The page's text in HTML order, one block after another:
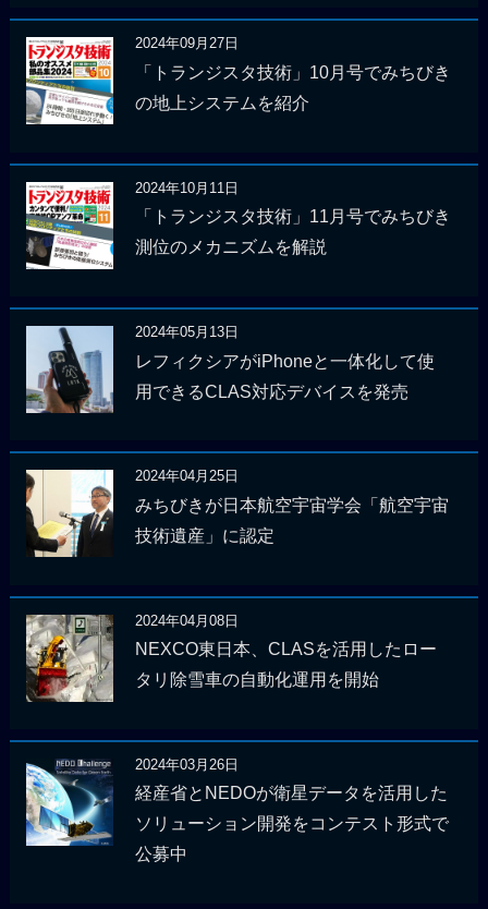
2024年09月27日
「トランジスタ技術」10月号でみちびき
の地上システムを紹介
2024年10月11日
「トランジスタ技術」11月号でみちびき
測位のメカニズムを解説
2024年05月13日
レフィクシアがiPhoneと一体化して使
用できるCLAS対応デバイスを発売
2024年04月25日
みちびきが日本航空宇宙学会「航空宇宙
技術遺産」に認定
2024年04月08日
NEXCO東日本、CLASを活用したロー
タリ除雪車の自動化運用を開始
2024年03月26日
経産省とNEDOが衛星データを活用した
ソリューション開発をコンテスト形式で
公募中